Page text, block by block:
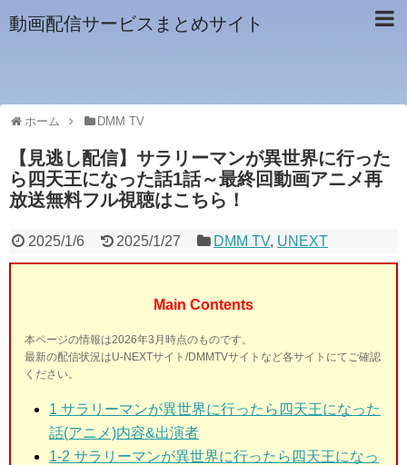
動画配信サービスまとめサイト
ホーム DMM TV
【見逃し配信】サラリーマンが異世界に行った
ら四天王になった話1話～最終回動画アニメ再
放送無料フル視聴はこちら！
2025/1/6 2025/1/27 DMM TV, UNEXT
Main Contents
本ページの情報は2026年3月時点のものです。
最新の配信状況はU-NEXTサイト/DMMTVサイトなど各サイトにてご確認
ください。
1 サラリーマンが異世界に行ったら四天王になった
話(アニメ)内容&出演者
1-2 サラリーマンが異世界に行ったら四天王になっ